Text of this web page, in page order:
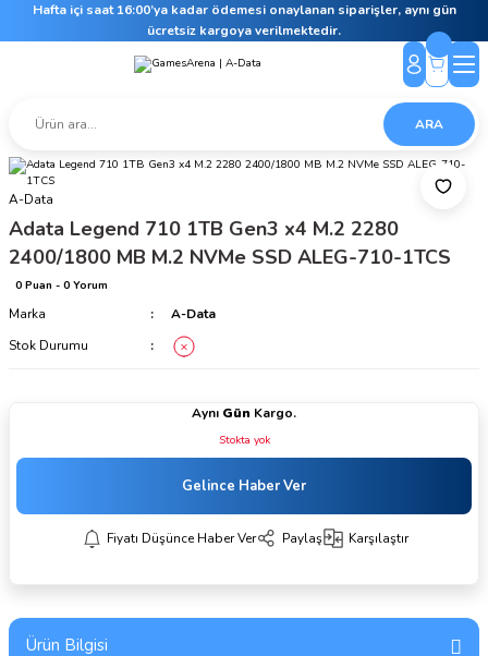
Hafta içi saat 16:00’ya kadar ödemesi onaylanan siparişler, aynı gün
ücretsiz kargoya verilmektedir.
ARA
A-Data
Adata Legend 710 1TB Gen3 x4 M.2 2280
2400/1800 MB M.2 NVMe SSD ALEG-710-1TCS
0 Puan - 0 Yorum
Marka
A-Data
Stok Durumu
Aynı Gün Kargo.
Stokta yok
Gelince Haber Ver
Fiyatı Düşünce Haber Ver Paylaş Karşılaştır
Ürün Bilgisi